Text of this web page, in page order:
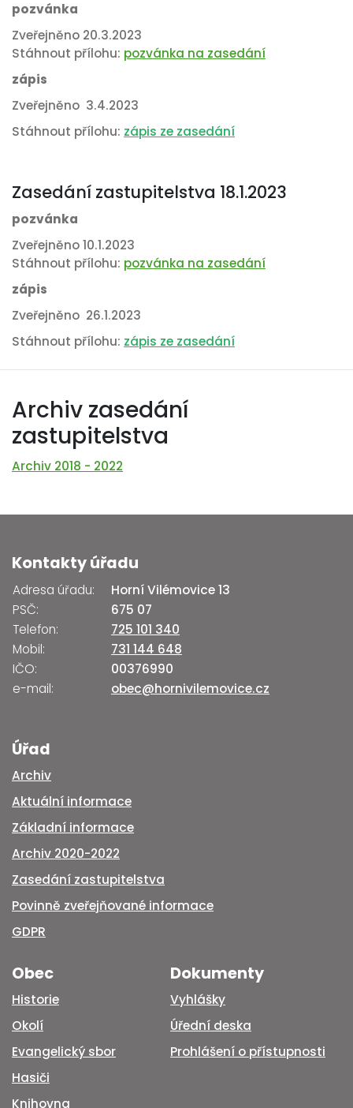
pozvánka
Zveřejněno 20.3.2023
Stáhnout přílohu: pozvánka na zasedání
zápis
Zveřejněno 3.4.2023
Stáhnout přílohu: zápis ze zasedání
Zasedání zastupitelstva 18.1.2023
pozvánka
Zveřejněno 10.1.2023
Stáhnout přílohu: pozvánka na zasedání
zápis
Zveřejněno 26.1.2023
Stáhnout přílohu: zápis ze zasedání
Archiv zasedání
zastupitelstva
Archiv 2018 - 2022
Kontakty úřadu
Adresa úřadu:
Horní Vilémovice 13
PSČ:
675 07
Telefon:
725 101 340
Mobil:
731 144 648
IČO:
00376990
e-mail:
obec@hornivilemovice.cz
Úřad
Archiv
Aktuální informace
Základní informace
Archiv 2020-2022
Zasedání zastupitelstva
Povinně zveřejňované informace
GDPR
Obec
Historie
Okolí
Evangelický sbor
Hasiči
Knihovna
Dokumenty
Vyhlášky
Úřední deska
Prohlášení o přístupnosti